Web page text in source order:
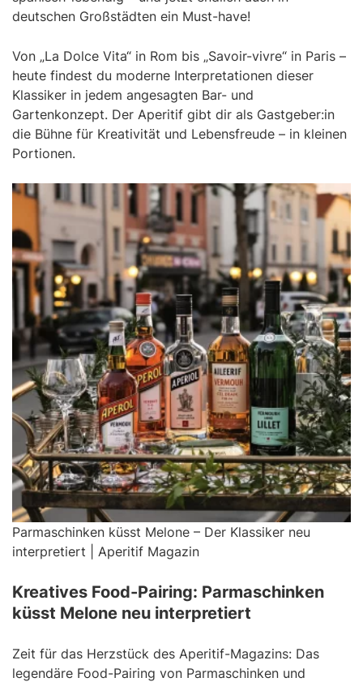
deutschen Großstädten ein Must-have!
Von „La Dolce Vita“ in Rom bis „Savoir-vivre“ in Paris –
heute findest du moderne Interpretationen dieser
Klassiker in jedem angesagten Bar- und
Gartenkonzept. Der Aperitif gibt dir als Gastgeber:in
die Bühne für Kreativität und Lebensfreude – in kleinen
Portionen.
Parmaschinken küsst Melone – Der Klassiker neu
interpretiert | Aperitif Magazin
Kreatives Food-Pairing: Parmaschinken
küsst Melone neu interpretiert
Zeit für das Herzstück des Aperitif-Magazins: Das
legendäre Food-Pairing von Parmaschinken und